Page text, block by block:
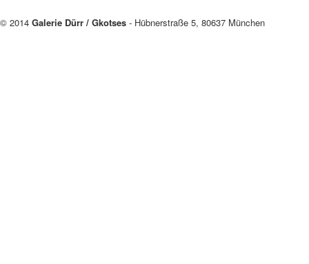
© 2014 Galerie Dürr / Gkotses - Hübnerstraße 5, 80637 München